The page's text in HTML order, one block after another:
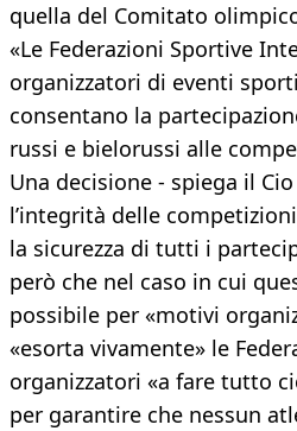
quella del Comitato
«Le Federazioni Sportive
organizzatori di eventi
consentano la
russi e bielorussi alle
Una decisione - spiega il
l’integrità delle
la sicurezza di tutti i
però che nel caso in cui
possibile per «motivi
«esorta vivamente» le
organizzatori «a fare tutto
per garantire che nessun